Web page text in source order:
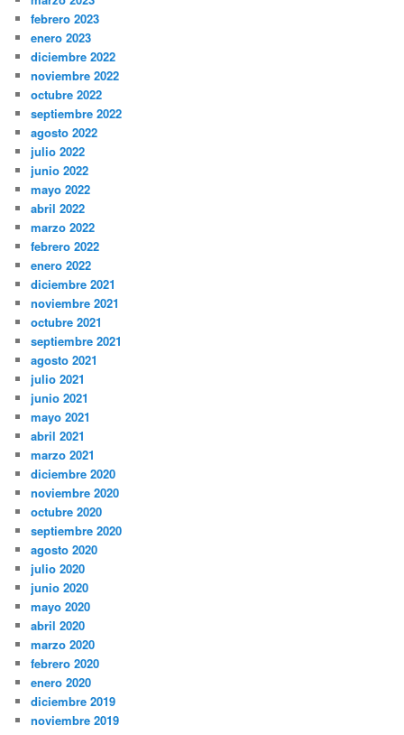
febrero 2023
enero 2023
diciembre 2022
noviembre 2022
octubre 2022
septiembre 2022
agosto 2022
julio 2022
junio 2022
mayo 2022
abril 2022
marzo 2022
febrero 2022
enero 2022
diciembre 2021
noviembre 2021
octubre 2021
septiembre 2021
agosto 2021
julio 2021
junio 2021
mayo 2021
abril 2021
marzo 2021
diciembre 2020
noviembre 2020
octubre 2020
septiembre 2020
agosto 2020
julio 2020
junio 2020
mayo 2020
abril 2020
marzo 2020
febrero 2020
enero 2020
diciembre 2019
noviembre 2019